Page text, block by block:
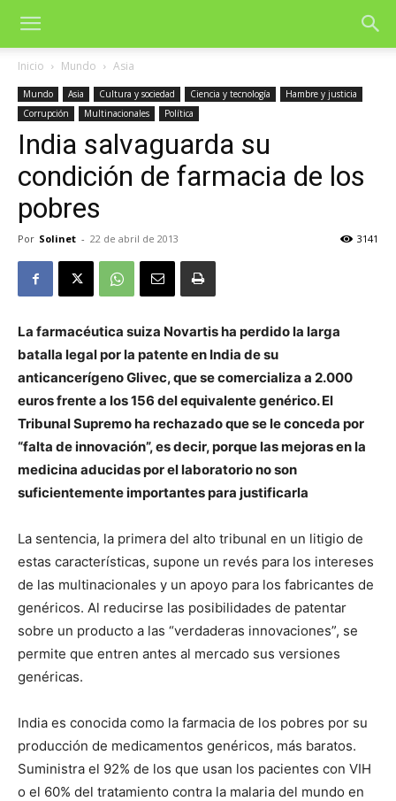
Inicio Mundo Asia
Mundo Asia Cultura y sociedad Ciencia y tecnología
Hambre y justicia
Corrupción
Multinacionales Política
India salvaguarda su
condición de farmacia de los
pobres
Por Solinet - 22 de abril de 2013 3141
La farmacéutica suiza Novartis ha perdido la larga
batalla legal por la patente en India de su
anticancerígeno Glivec, que se comercializa a 2.000
euros frente a los 156 del equivalente genérico. El
Tribunal Supremo ha rechazado que se le conceda por
“falta de innovación”, es decir, porque las mejoras en la
medicina aducidas por el laboratorio no son
suficientemente importantes para justificarla
La sentencia, la primera del alto tribunal en un litigio de
estas características, supone un revés para los intereses
de las multinacionales y un apoyo para los fabricantes de
genéricos. Al reducirse las posibilidades de patentar
sobre un producto a las “verdaderas innovaciones”, se
permite que entren antes al mercado sus versiones
genéricas.
India es conocida como la farmacia de los pobres por su
producción de medicamentos genéricos, más baratos.
Suministra el 92% de los que usan los pacientes con VIH
o el 60% del tratamiento contra la malaria del mundo en